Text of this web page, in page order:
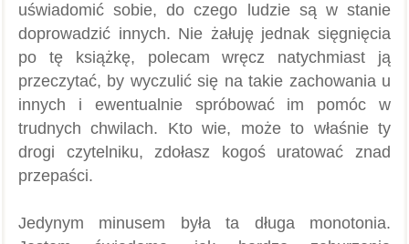
uświadomić sobie, do czego ludzie są w stanie
doprowadzić innych. Nie żałuję jednak sięgnięcia
po tę książkę, polecam wręcz natychmiast ją
przeczytać, by wyczulić się na takie zachowania u
innych i ewentualnie spróbować im pomóc w
trudnych chwilach. Kto wie, może to właśnie ty
drogi czytelniku, zdołasz kogoś uratować znad
przepaści.
Jedynym minusem była ta długa monotonia.